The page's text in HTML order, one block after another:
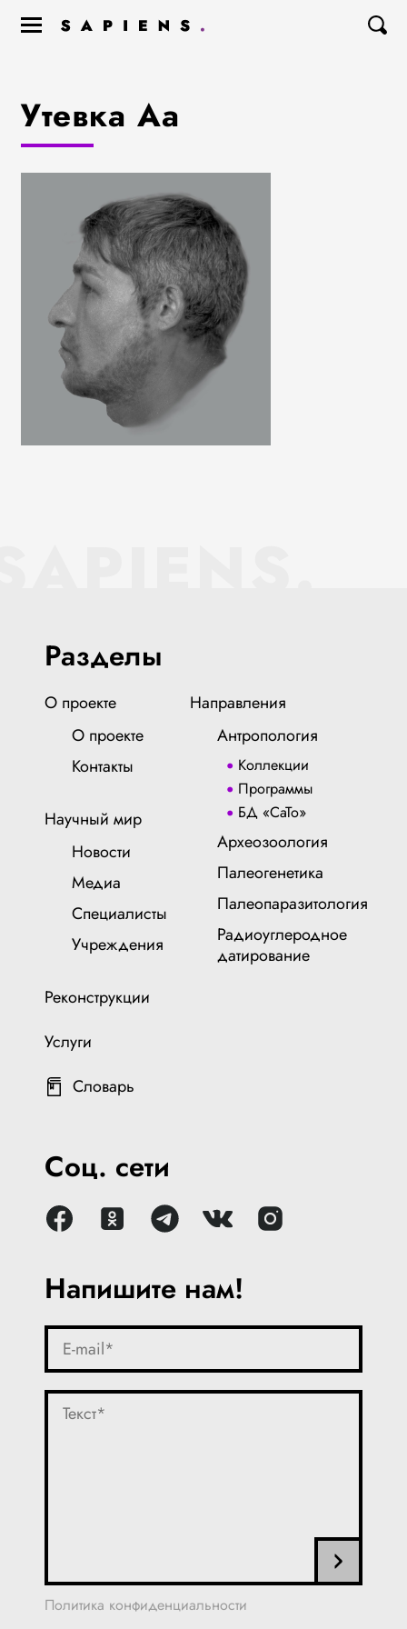
Утевка Аа
Напишите нам!
Политика конфиденциальности
Разделы
О проекте
О проекте
Контакты
Научный мир
Новости
Медиа
Специалисты
Учреждения
Реконструкции
Услуги
Словарь
Направления
Антропология
Коллекции
Программы
БД «СаТо»
Археозоология
Палеогенетика
Палеопаразитология
Радиоуглеродное
датирование
Соц. сети